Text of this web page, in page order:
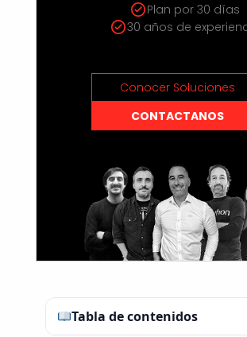
Plan por 30 días
30 años de
Conocer Soluciones
CONTACTANOS
Tabla de contenidos